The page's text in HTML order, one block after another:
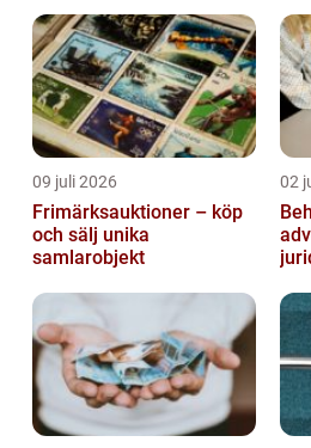
aktier i noterade bolag. I
kommer vi a...
09 juli 2026
Frimärksauktioner – köp
och sälj unika
samlarobjekt
02